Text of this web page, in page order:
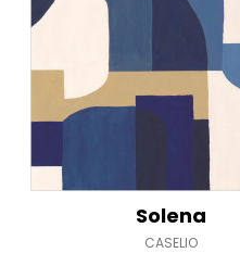
Petit motif
Rayures
Unis
Végétal
Végétal
Wording
Solena
CASELIO